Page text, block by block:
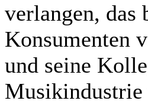
verlangen,
Konsumenten
und seine
Musikindustrie